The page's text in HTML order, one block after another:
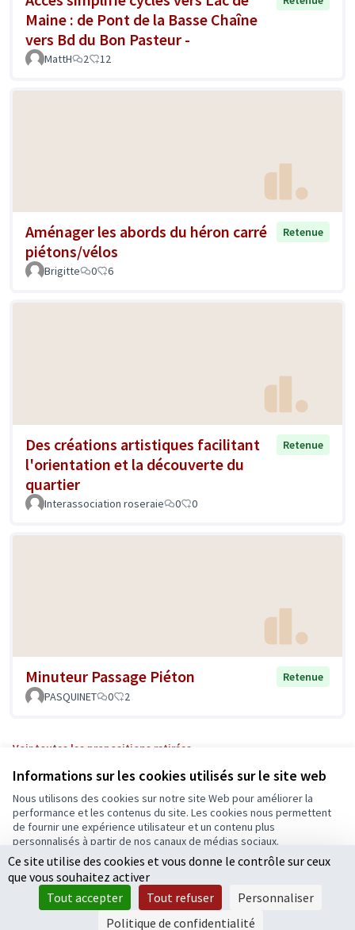
Informations sur les cookies utilisés sur le site web
Nous utilisons des cookies sur notre site Web pour améliorer la
performance et les contenus du site. Les cookies nous permettent
de fournir une expérience utilisateur et un contenu plus
personnalisés à partir de nos canaux de médias sociaux.
Tout accepter
Accepter seulement les cookies essentiels
Paramètres
Maine : de Pont de la Basse Chaîne
vers Bd du Bon Pasteur -
MattH 2 12
Aménager les abords du héron carré
piétons/vélos
Retenue
Brigitte 0 6
Des créations artistiques facilitant
l'orientation et la découverte du
quartier
Retenue
Interassociation roseraie 0 0
Minuteur Passage Piéton
Retenue
PASQUINET
0 2
Voir toutes les propositions retirées
Conditions d'utilisation
Paramètres des cookies
Ecrivons Angers sur X
(Lien externe)
Ecrivons Angers sur Facebook
(Lien externe)
logiciel libre Decidim .
Licence
(Lien
Ce site utilise des cookies et vous donne le contrôle sur ceux
que vous souhaitez activer
Tout accepter
Tout refuser
Personnaliser
Politique de confidentialité